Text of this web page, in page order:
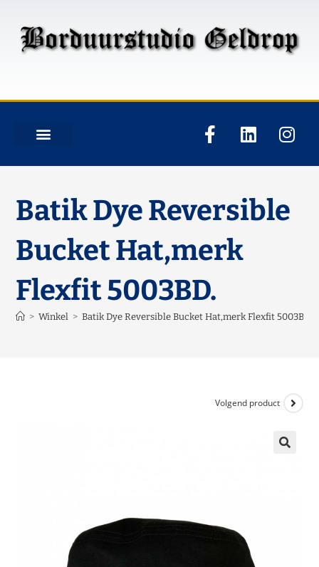
Batik Dye Reversible
Bucket Hat,merk
Flexfit 5003BD.
> Winkel > Batik Dye Reversible Bucket Hat,merk Flexfit 5003BD.
Volgend product